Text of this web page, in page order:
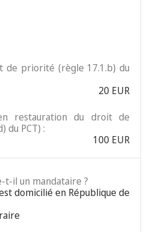
de priorité (règle 17.1.b) du
20 EUR
restauration du droit de
du PCT) :
100 EUR
t-il un mandataire ?
domicilié en République de